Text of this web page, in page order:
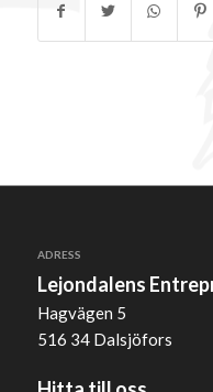
ADRESS
Lejondalens
Hagvägen 5
516 34 Dalsjöfors